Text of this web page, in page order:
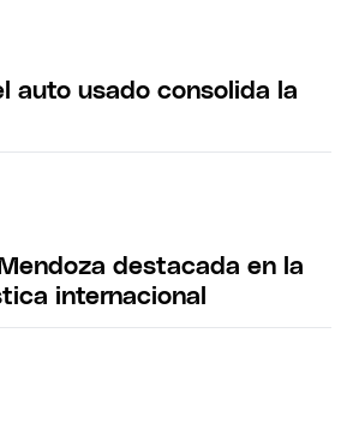
auto usado consolida la
destacada en la
internacional